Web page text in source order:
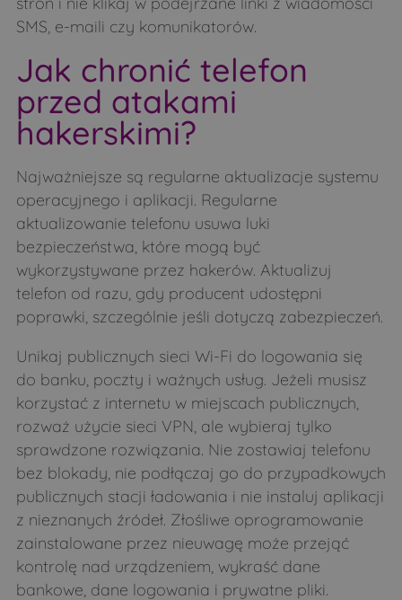
SMS, e-maili czy komunikatorów.
Jak chronić telefon
przed atakami
hakerskimi?
Najważniejsze są regularne aktualizacje systemu
operacyjnego i aplikacji. Regularne
aktualizowanie telefonu usuwa luki
bezpieczeństwa, które mogą być
wykorzystywane przez hakerów. Aktualizuj
telefon od razu, gdy producent udostępni
poprawki, szczególnie jeśli dotyczą zabezpieczeń.
Unikaj publicznych sieci Wi-Fi do logowania się
do banku, poczty i ważnych usług. Jeżeli musisz
korzystać z internetu w miejscach publicznych,
rozważ użycie sieci VPN, ale wybieraj tylko
sprawdzone rozwiązania. Nie zostawiaj telefonu
bez blokady, nie podłączaj go do przypadkowych
publicznych stacji ładowania i nie instaluj aplikacji
z nieznanych źródeł. Złośliwe oprogramowanie
zainstalowane przez nieuwagę może przejąć
kontrolę nad urządzeniem, wykraść dane
bankowe, dane logowania i prywatne pliki.